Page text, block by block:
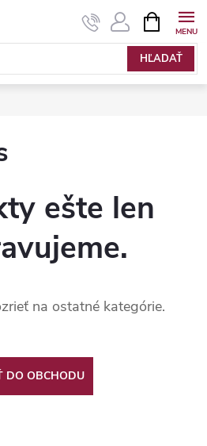
HĽADAŤ
KOŠÍK
ešte len
na ostatné kategórie.
DO OBCHODU